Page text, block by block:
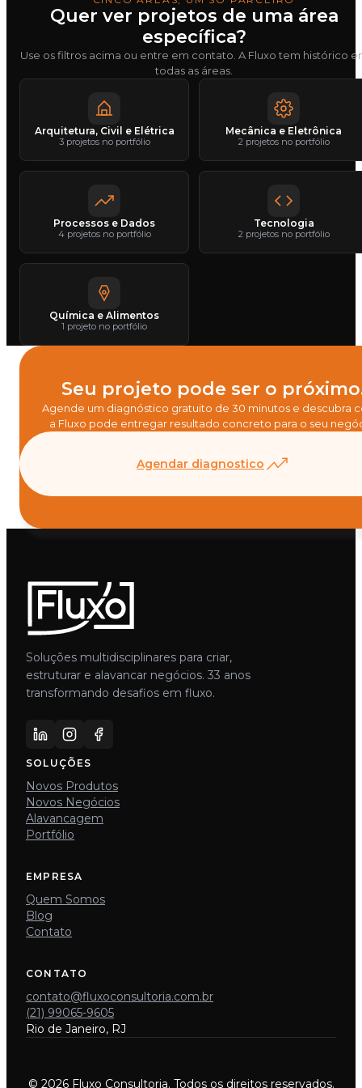
Quer ver projetos de uma área
específica?
Use os filtros acima ou entre em contato. A Fluxo tem histórico
todas as áreas.
Arquitetura, Civil e Elétrica
3 projetos no portfólio
Mecânica e Eletrônica
2 projetos no portfólio
Processos e Dados
4 projetos no portfólio
Tecnologia
2 projetos no portfólio
Química e Alimentos
1 projeto no portfólio
Seu projeto pode ser o
Agende um diagnóstico gratuito de 30 minutos e descubra
a Fluxo pode entregar resultado concreto para o seu
Agendar diagnostico
Soluções multidisciplinares para criar,
estruturar e alavancar negócios. 33 anos
transformando desafios em fluxo.
SOLUÇÕES
Novos Produtos
Novos Negócios
Alavancagem
Portfólio
EMPRESA
Quem Somos
Blog
Contato
CONTATO
contato@fluxoconsultoria.com.br
(21) 99065-9605
Rio de Janeiro, RJ
© 2026 Fluxo Consultoria. Todos os direitos reservados.